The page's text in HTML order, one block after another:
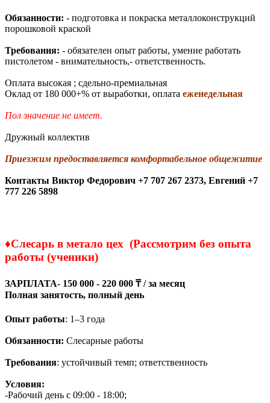
Обязанности: - подготовка и покраска металлоконструкций
порошковой краской
Требования: - обязателен опыт работы, умение работать
пистолетом - внимательность,- ответственность.
Оплата высокая ; сдельно-премиальная
Оклад от 180 000+% от выработки, оплата еженедельная
Пол значение не имеет.
Дружный коллектив
Приезжим предоставляется комфортабельное общежитие
Контакты Виктор Федорович +7 707 267 2373, Евгений +7
777 226 5898
♦Слесарь в метало цех (Рассмотрим без опыта
работы (ученики)
ЗАРПЛАТА- 150 000 - 220 000 ₸ / за месяц
Полная занятость, полный день
Опыт работы: 1–3 года
Обязанности: Слесарные работы
Требования: устойчивый темп; ответственность
Условия:
-Рабочий день с 09:00 - 18:00;